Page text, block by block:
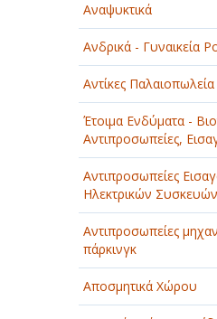
Αναψυκτικά
Ανδρικά - Γυναικεία
Αντίκες Παλαιοπωλεία
Έτοιμα Ενδύματα -
Αντιπροσωπείες,
Αντιπροσωπείες
Ηλεκτρικών
Αντιπροσωπείες
πάρκινγκ
Αποσμητικά Χώρου